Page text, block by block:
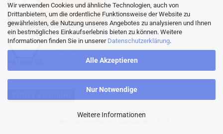
Wir verwenden Cookies und ähnliche Technologien, auch von
Drittanbietern, um die ordentliche Funktionsweise der Website zu
gewährleisten, die Nutzung unseres Angebotes zu analysieren und Ihnen
ein bestmögliches Einkaufserlebnis bieten zu können. Weitere
Informationen finden Sie in unserer Datenschutzerklärung.
Alle Akzeptieren
Nur Notwendige
Weitere Informationen